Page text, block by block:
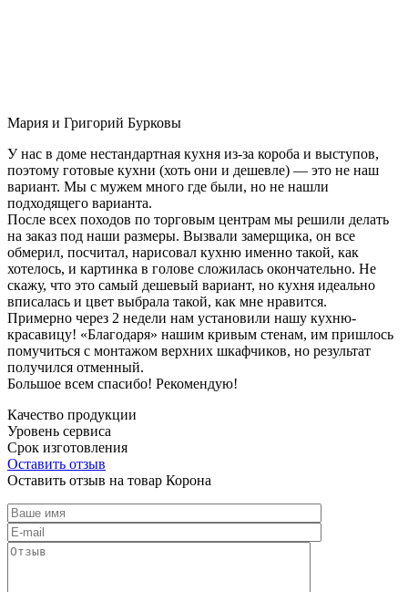
Мария и Григорий Бурковы
У нас в доме нестандартная кухня из-за короба и выступов,
поэтому готовые кухни (хоть они и дешевле) — это не наш
вариант. Мы с мужем много где были, но не нашли
подходящего варианта.
После всех походов по торговым центрам мы решили делать
на заказ под наши размеры. Вызвали замерщика, он все
обмерил, посчитал, нарисовал кухню именно такой, как
хотелось, и картинка в голове сложилась окончательно. Не
скажу, что это самый дешевый вариант, но кухня идеально
вписалась и цвет выбрала такой, как мне нравится.
Примерно через 2 недели нам установили нашу кухню-
красавицу! «Благодаря» нашим кривым стенам, им пришлось
помучиться с монтажом верхних шкафчиков, но результат
получился отменный.
Большое всем спасибо! Рекомендую!
Качество продукции
Уровень сервиса
Срок изготовления
Оставить отзыв
Оставить отзыв на товар Корона